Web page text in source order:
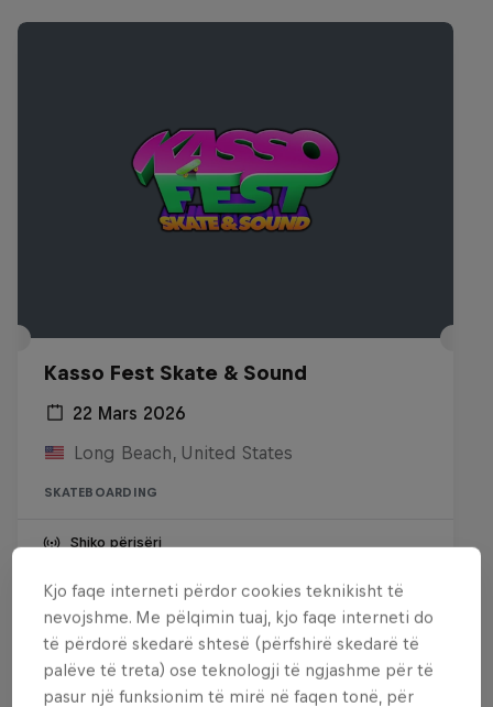
Kasso Fest Skate & Sound
22 Mars 2026
Long Beach, United States
SKATEBOARDING
Shiko përisëri
Dëshiron më shumë nga
Kjo faqe interneti përdor cookies teknikisht të
nevojshme. Me pëlqimin tuaj, kjo faqe interneti do
të përdorë skedarë shtesë (përfshirë skedarë të
palëve të treta) ose teknologji të ngjashme për të
pasur një funksionim të mirë në faqen tonë, për